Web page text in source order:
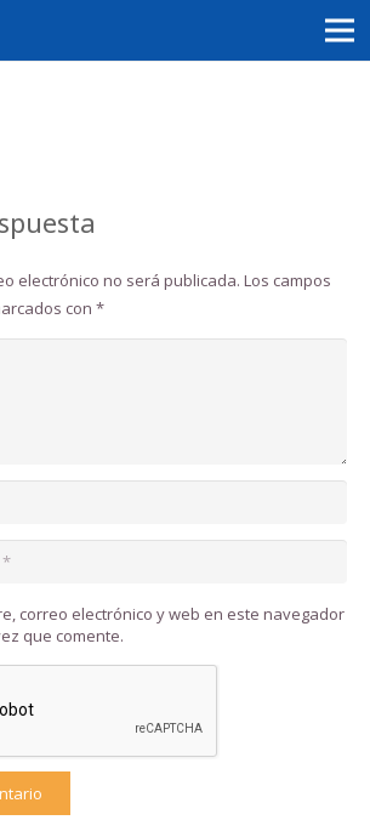
electrónico no será publicada. Los campos
con *
correo electrónico y web en este navegador
que comente.